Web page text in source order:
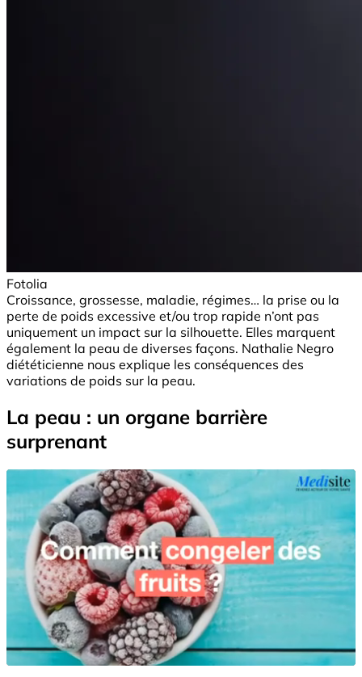
Fotolia
Croissance, grossesse, maladie, régimes… la prise ou la
perte de poids excessive et/ou trop rapide n’ont pas
uniquement un impact sur la silhouette. Elles marquent
également la peau de diverses façons. Nathalie Negro
diététicienne nous explique les conséquences des
variations de poids sur la peau.
La peau : un organe barrière
surprenant